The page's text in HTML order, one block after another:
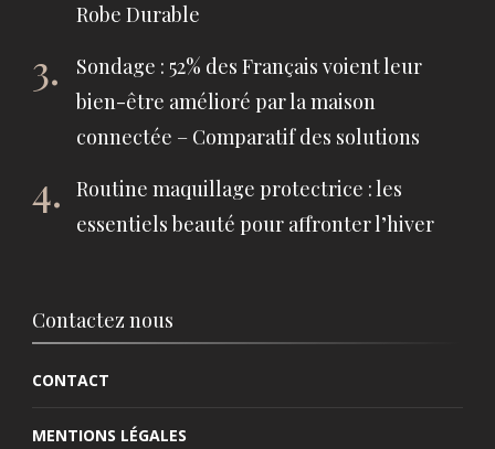
Robe Durable
Sondage : 52% des Français voient leur
bien-être amélioré par la maison
connectée – Comparatif des solutions
Routine maquillage protectrice : les
essentiels beauté pour affronter l’hiver
Contactez nous
CONTACT
MENTIONS LÉGALES